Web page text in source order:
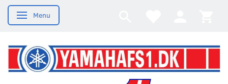
Skifte navigation
Menu